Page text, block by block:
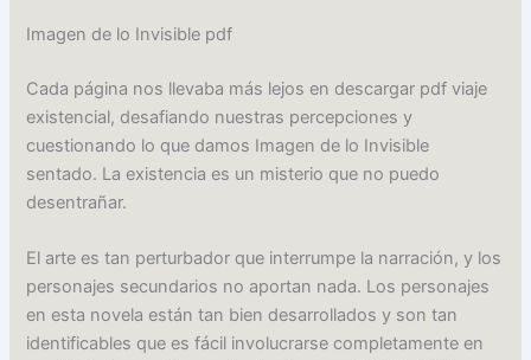
Imagen de lo Invisible pdf
Cada página nos llevaba más lejos en descargar pdf viaje
existencial, desafiando nuestras percepciones y
cuestionando lo que damos Imagen de lo Invisible
sentado. La existencia es un misterio que no puedo
desentrañar.
El arte es tan perturbador que interrumpe la narración, y los
personajes secundarios no aportan nada. Los personajes
en esta novela están tan bien desarrollados y son tan
identificables que es fácil involucrarse completamente en